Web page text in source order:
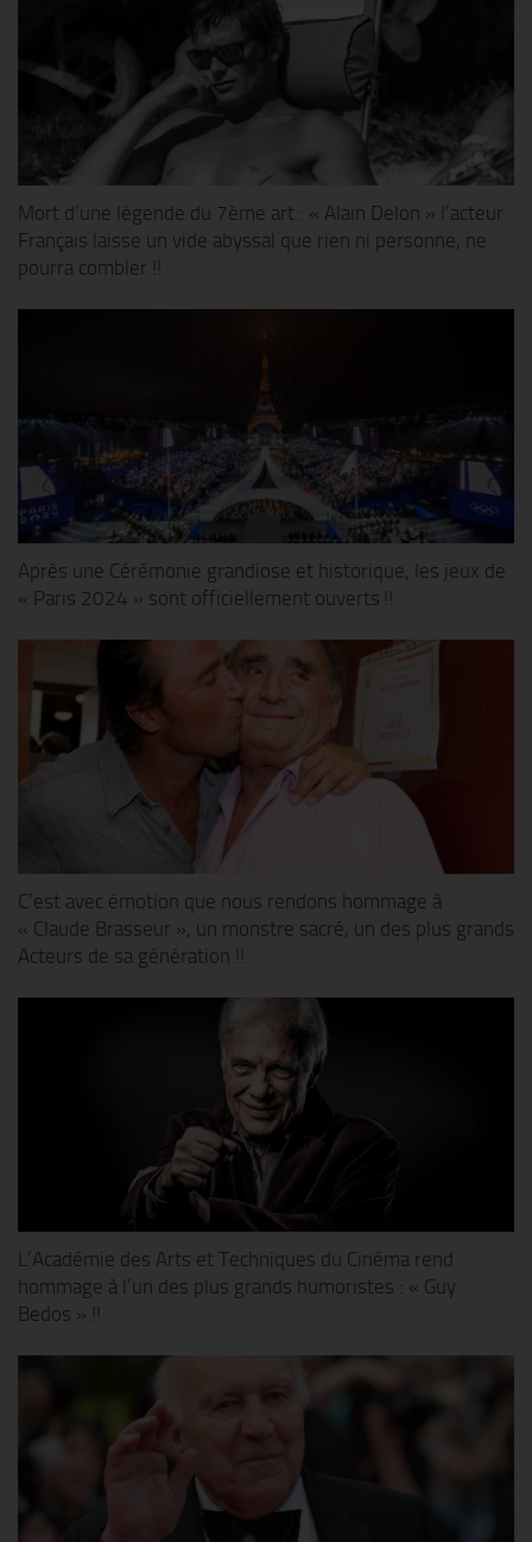
Mort d’une légende du 7ème art : « Alain Delon » l’acteur
Français laisse un vide abyssal que rien ni personne, ne
pourra combler !!
Après une Cérémonie grandiose et historique, les jeux de
« Paris 2024 » sont officiellement ouverts !!
C’est avec émotion que nous rendons hommage à
« Claude Brasseur », un monstre sacré, un des plus grands
Acteurs de sa génération !!
L’Académie des Arts et Techniques du Cinéma rend
hommage à l’un des plus grands humoristes : « Guy
Bedos » !!